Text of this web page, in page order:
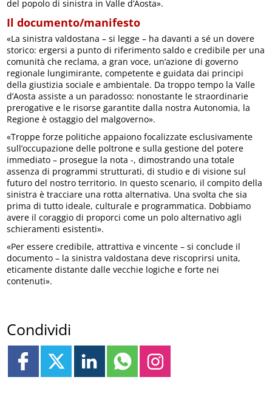
del popolo di sinistra in Valle d’Aosta».
Il documento/manifesto
«La sinistra valdostana – si legge – ha davanti a sé un dovere
storico: ergersi a punto di riferimento saldo e credibile per una
comunità che reclama, a gran voce, un’azione di governo
regionale lungimirante, competente e guidata dai principi
della giustizia sociale e ambientale. Da troppo tempo la Valle
d’Aosta assiste a un paradosso: nonostante le straordinarie
prerogative e le risorse garantite dalla nostra Autonomia, la
Regione è ostaggio del malgoverno».
«Troppe forze politiche appaiono focalizzate esclusivamente
sull’occupazione delle poltrone e sulla gestione del potere
immediato – prosegue la nota -, dimostrando una totale
assenza di programmi strutturati, di studio e di visione sul
futuro del nostro territorio. In questo scenario, il compito della
sinistra è tracciare una rotta alternativa. Una svolta che sia
prima di tutto ideale, culturale e programmatica. Dobbiamo
avere il coraggio di proporci come un polo alternativo agli
schieramenti esistenti».
«Per essere credibile, attrattiva e vincente – si conclude il
documento – la sinistra valdostana deve riscoprirsi unita,
eticamente distante dalle vecchie logiche e forte nei
contenuti».
Condividi